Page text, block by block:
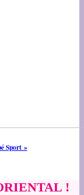
Sport »
!